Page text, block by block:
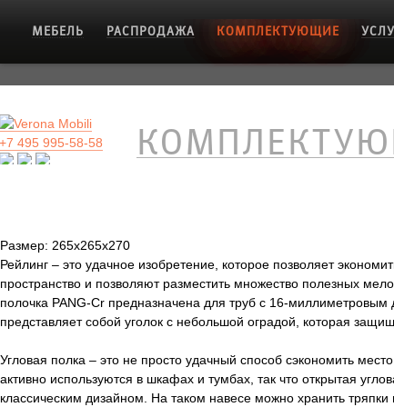
МЕБЕЛЬ РАСПРОДАЖА КОМПЛЕКТУЮЩИЕ
495 995-58-58
Размер: 265х265х270
Рейлинг – это удачное изобретение, которое позволяет
пространство и позволяют разместить множество полезных
полочка PANG-Cr предназначена для труб с 16-
представляет собой уголок с небольшой оградой, которая
Угловая полка – это не просто удачный способ сэкономить
активно используются в шкафах и тумбах, так что открытая
классическим дизайном. На таком навесе можно хранить